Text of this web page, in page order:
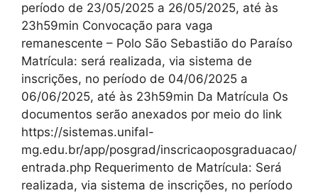
período de 23/05/2025 a 26/05/2025, até às
23h59min Convocação para vaga
remanescente – Polo São Sebastião do Paraíso
Matrícula: será realizada, via sistema de
inscrições, no período de 04/06/2025 a
06/06/2025, até às 23h59min Da Matrícula Os
documentos serão anexados por meio do link
https://sistemas.unifal-
mg.edu.br/app/posgrad/inscricaoposgraduacao/
entrada.php Requerimento de Matrícula: Será
realizada, via sistema de inscrições, no período